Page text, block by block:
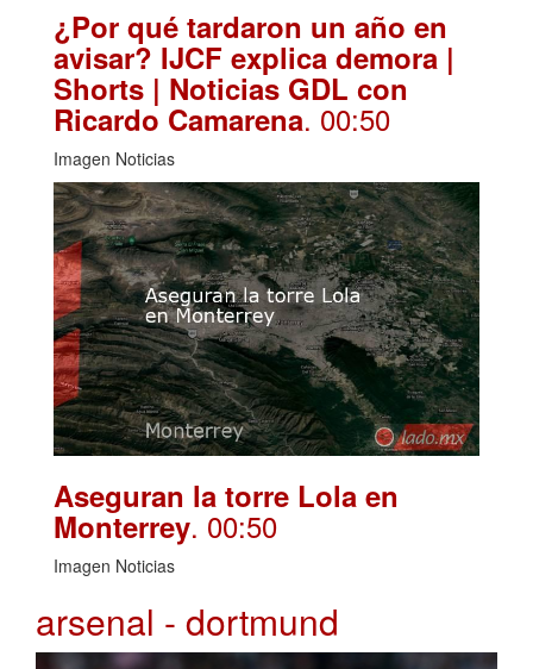
¿Por qué tardaron un año en
avisar? IJCF explica demora |
Shorts | Noticias GDL con
Ricardo Camarena. 00:50
Imagen Noticias
Aseguran la torre Lola en
Monterrey. 00:50
Imagen Noticias
arsenal - dortmund